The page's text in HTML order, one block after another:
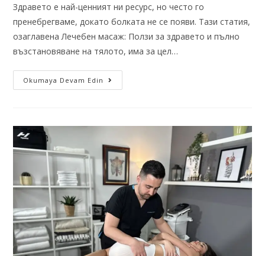
Здравето е най-ценният ни ресурс, но често го
пренебрегваме, докато болката не се появи. Тази статия,
озаглавена Лечебен масаж: Ползи за здравето и пълно
възстановяване на тялото, има за цел…
Okumaya Devam Edin